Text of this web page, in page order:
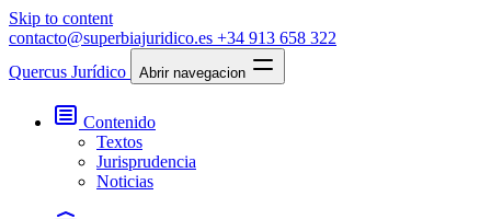
Skip to content
contacto@superbiajuridico.es +34 913 658 322
Quercus Jurídico
Abrir navegacion
Contenido
Textos
Jurisprudencia
Noticias